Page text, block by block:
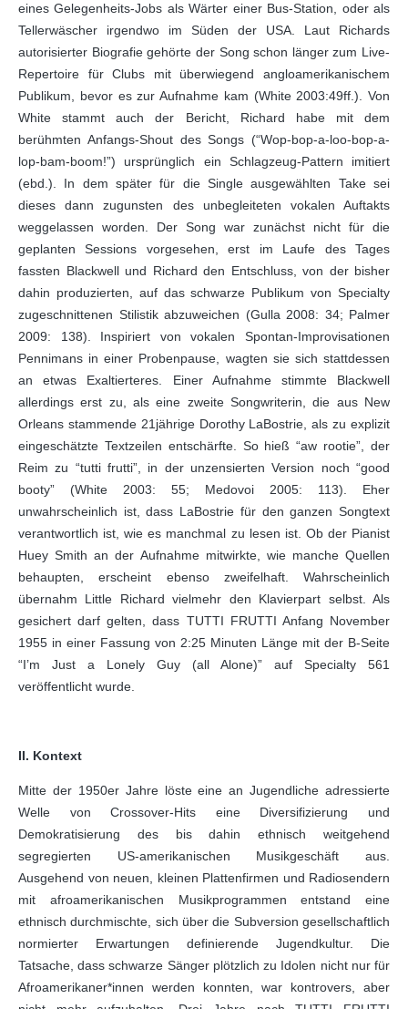
eines Gelegenheits-Jobs als Wärter einer Bus-Station, oder als
Tellerwäscher irgendwo im Süden der USA. Laut Richards
autorisierter Biografie gehörte der Song schon länger zum Live-
Repertoire für Clubs mit überwiegend angloamerikanischem
Publikum, bevor es zur Aufnahme kam (White 2003:49ff.). Von
White stammt auch der Bericht, Richard habe mit dem
berühmten Anfangs-Shout des Songs (“Wop-bop-a-loo-bop-a-
lop-bam-boom!”) ursprünglich ein Schlagzeug-Pattern imitiert
(ebd.). In dem später für die Single ausgewählten Take sei
dieses dann zugunsten des unbegleiteten vokalen Auftakts
weggelassen worden. Der Song war zunächst nicht für die
geplanten Sessions vorgesehen, erst im Laufe des Tages
fassten Blackwell und Richard den Entschluss, von der bisher
dahin produzierten, auf das schwarze Publikum von Specialty
zugeschnittenen Stilistik abzuweichen (Gulla 2008: 34; Palmer
2009: 138). Inspiriert von vokalen Spontan-Improvisationen
Pennimans in einer Probenpause, wagten sie sich stattdessen
an etwas Exaltierteres. Einer Aufnahme stimmte Blackwell
allerdings erst zu, als eine zweite Songwriterin, die aus New
Orleans stammende 21jährige Dorothy LaBostrie, als zu explizit
eingeschätzte Textzeilen entschärfte. So hieß “aw rootie”, der
Reim zu “tutti frutti”, in der unzensierten Version noch “good
booty” (White 2003: 55; Medovoi 2005: 113). Eher
unwahrscheinlich ist, dass LaBostrie für den ganzen Songtext
verantwortlich ist, wie es manchmal zu lesen ist. Ob der Pianist
Huey Smith an der Aufnahme mitwirkte, wie manche Quellen
behaupten, erscheint ebenso zweifelhaft. Wahrscheinlich
übernahm Little Richard vielmehr den Klavierpart selbst. Als
gesichert darf gelten, dass TUTTI FRUTTI Anfang November
1955 in einer Fassung von 2:25 Minuten Länge mit der B-Seite
“I’m Just a Lonely Guy (all Alone)” auf Specialty 561
veröffentlicht wurde.
II. Kontext
Mitte der 1950er Jahre löste eine an Jugendliche adressierte
Welle von Crossover-Hits eine Diversifizierung und
Demokratisierung des bis dahin ethnisch weitgehend
segregierten US-amerikanischen Musikgeschäft aus.
Ausgehend von neuen, kleinen Plattenfirmen und Radiosendern
mit afroamerikanischen Musikprogrammen entstand eine
ethnisch durchmischte, sich über die Subversion gesellschaftlich
normierter Erwartungen definierende Jugendkultur. Die
Tatsache, dass schwarze Sänger plötzlich zu Idolen nicht nur für
Afroamerikaner*innen werden konnten, war kontrovers, aber